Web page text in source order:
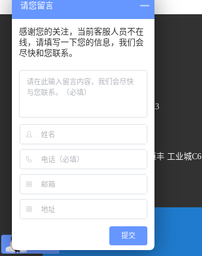
DLS蜗轮蜗杆减速电机
联系我们
黄经理 159 1400 5340
服务热线：0755-27933223
深圳市宝安区西乡鹤洲恒丰 工业城C6
栋12楼1202E
请您留言
感谢您的关注，当前客服人员不在
线，请填写一下您的信息，我们会
尽快和您联系。
提交